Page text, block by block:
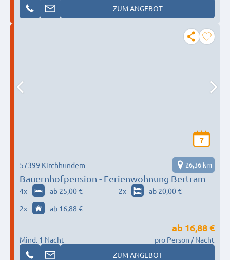
ZUM ANGEBOT
7
Bauernhofpension - Ferienwohnung Bertram
57399 Kirchhundem 26,36 km
4x ab 25,00 € 2x
ab 20,00 €
2x ab 16,88 €
Mind. 1 Nacht
ab 16,88 €
pro Person / Nacht
ZUM ANGEBOT